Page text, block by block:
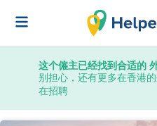
这个僱主已经找到合适的
别担心，还有更多在香港
在招聘